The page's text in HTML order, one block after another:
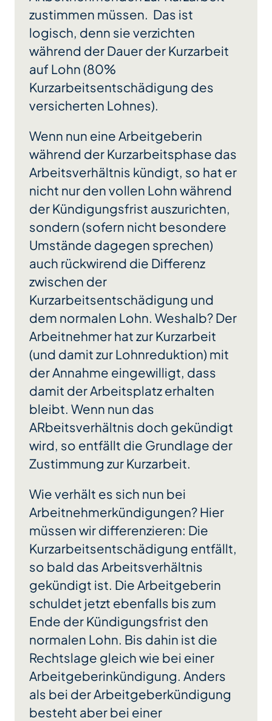
zustimmen müssen. Das ist
logisch, denn sie verzichten
während der Dauer der Kurzarbeit
auf Lohn (80%
Kurzarbeitsentschädigung des
versicherten Lohnes).
Wenn nun eine Arbeitgeberin
während der Kurzarbeitsphase das
Arbeitsverhältnis kündigt, so hat er
nicht nur den vollen Lohn während
der Kündigungsfrist auszurichten,
sondern (sofern nicht besondere
Umstände dagegen sprechen)
auch rückwirend die Differenz
zwischen der
Kurzarbeitsentschädigung und
dem normalen Lohn. Weshalb? Der
Arbeitnehmer hat zur Kurzarbeit
(und damit zur Lohnreduktion) mit
der Annahme eingewilligt, dass
damit der Arbeitsplatz erhalten
bleibt. Wenn nun das
ARbeitsverhältnis doch gekündigt
wird, so entfällt die Grundlage der
Zustimmung zur Kurzarbeit.
Wie verhält es sich nun bei
Arbeitnehmerkündigungen? Hier
müssen wir differenzieren: Die
Kurzarbeitsentschädigung entfällt,
so bald das Arbeitsverhältnis
gekündigt ist. Die Arbeitgeberin
schuldet jetzt ebenfalls bis zum
Ende der Kündigungsfrist den
normalen Lohn. Bis dahin ist die
Rechtslage gleich wie bei einer
Arbeitgeberinkündigung. Anders
als bei der Arbeitgeberkündigung
besteht aber bei einer